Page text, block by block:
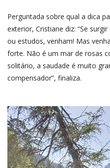
Perguntada sobre qual a dica
exterior, Cristiane diz: “Se
ou estudos, venham! Mas
forte. Não é um mar de rosas
solitário, a saudade é muito
compensador”, finaliza.